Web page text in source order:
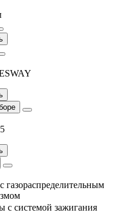
5
газораспределительным
с системой зажигания